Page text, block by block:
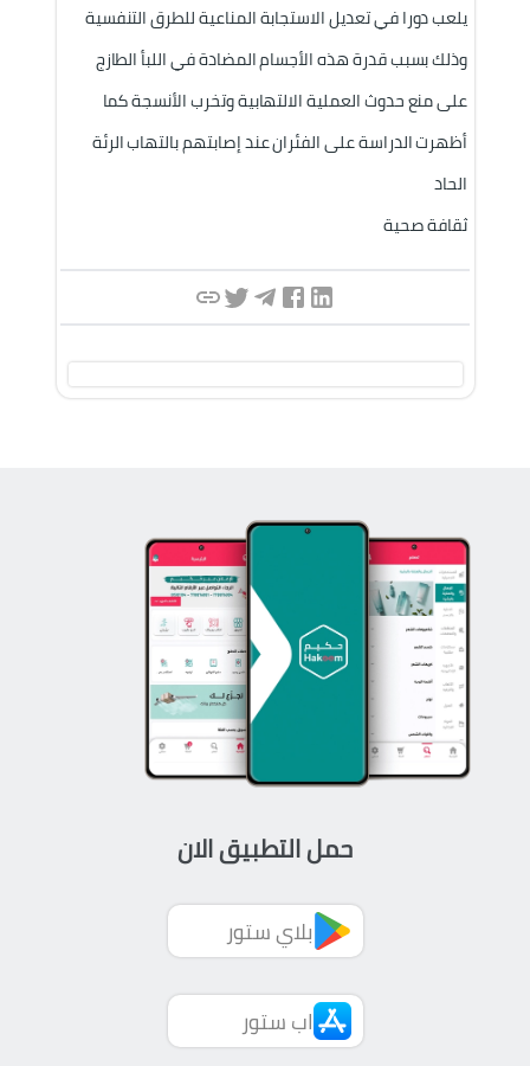
يلعب دورا في تعديل الاستجابة المناعية للطرق التنفسية
وذلك بسبب قدرة هذه الأجسام المضادة في اللبأ الطازج
على منع حدوث العملية الالتهابية وتخرب الأنسجة كما
أظهرت الدراسة على الفئران عند إصابتهم بالتهاب الرئة
الحاد
ثقافة صحية
حمل التطبيق الان
بلاي ستور
اب ستور